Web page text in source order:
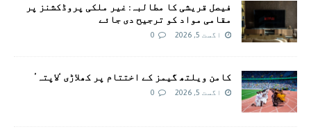
فیصل قریشی کا مطالبہ: غیر ملکی پروڈکشنز پر
مقامی مواد کو ترجیح دی جائے
اگست 5, 2026 0
کامن ویلتھ گیمز کے اختتام پر کھلاڑی ‘لاپتہ’
اگست 5, 2026 0